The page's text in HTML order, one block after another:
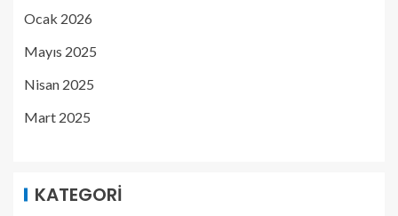
Ocak 2026
Mayıs 2025
Nisan 2025
Mart 2025
KATEGORI